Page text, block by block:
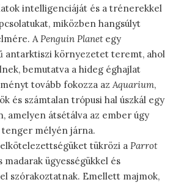
intelligenciáját és a trénerekkel
miközben hangsúlyt
APenguin Planetegy
antarktiszi környezetet teremt, ahol
bemutatva a hideg éghajlat
tovább fokozza az Aquarium,
és számtalan trópusi hal úszkál egy
amelyen átsétálva az ember úgy
mélyén járna.
tükrözi a Parrot
madarak ügyességükkel és
szórakoztatnak. Emellett majmok,